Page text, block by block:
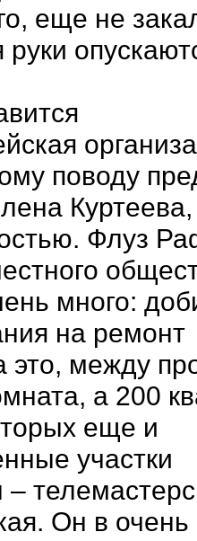
еще не
руки
поводу
Куртеева,
Флуз
много:
на ремонт
это, между
а 200
еще и
участки
Он в очень